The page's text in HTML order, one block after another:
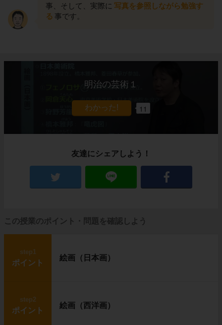
事、そして、実際に 写真を参照しながら勉強す
る 事です。
明治の芸術１
11
友達にシェアしよう！
この授業のポイント・問題を確認しよう
step1
ポイント
絵画（日本画）
step2
ポイント
絵画（西洋画）